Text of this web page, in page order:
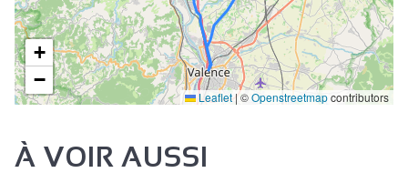
+
−
Leaflet | ©Openstreetmapcontributors
À VOIR AUSSI